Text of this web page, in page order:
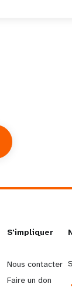
G
o
S'impliquer
Nous contacter
Faire un don